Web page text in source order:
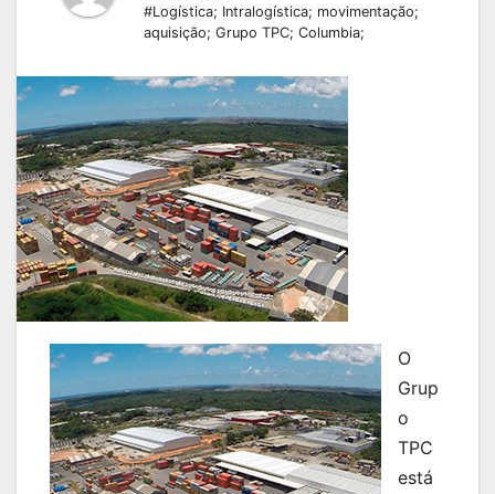
#Logística; Intralogística; movimentação;
aquisição; Grupo TPC; Columbia;
O
Grup
o
TPC
está